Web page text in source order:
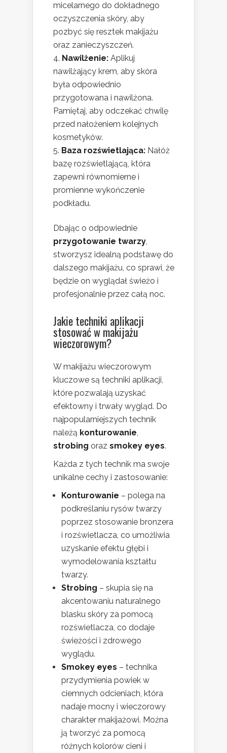
micelarnego do dokładnego
oczyszczenia skóry, aby
pozbyć się resztek makijażu
oraz zanieczyszczeń.
Nawilżenie: Aplikuj
nawilżający krem, aby skóra
była odpowiednio
przygotowana i nawilżona.
Pamiętaj, aby odczekać chwilę
przed nałożeniem kolejnych
kosmetyków.
Baza rozświetlająca: Nałóż
bazę rozświetlającą, która
zapewni równomierne i
promienne wykończenie
podkładu.
Dbając o odpowiednie
przygotowanie twarzy,
stworzysz idealną podstawę do
dalszego makijażu, co sprawi, że
będzie on wyglądał świeżo i
profesjonalnie przez całą noc.
Jakie techniki aplikacji
stosować w makijażu
wieczorowym?
W makijażu wieczorowym
kluczowe są techniki aplikacji,
które pozwalają uzyskać
efektowny i trwały wygląd. Do
najpopularniejszych technik
należą konturowanie,
strobing oraz smokey eyes.
Każda z tych technik ma swoje
unikalne cechy i zastosowanie:
Konturowanie – polega na
podkreślaniu rysów twarzy
poprzez stosowanie bronzera
i rozświetlacza, co umożliwia
uzyskanie efektu głębi i
wymodelowania kształtu
twarzy.
Strobing – skupia się na
akcentowaniu naturalnego
blasku skóry za pomocą
rozświetlacza, co dodaje
świeżości i zdrowego
wyglądu.
Smokey eyes – technika
przydymienia powiek w
ciemnych odcieniach, która
nadaje mocny i wieczorowy
charakter makijażowi. Można
ją tworzyć za pomocą
różnych kolorów cieni i